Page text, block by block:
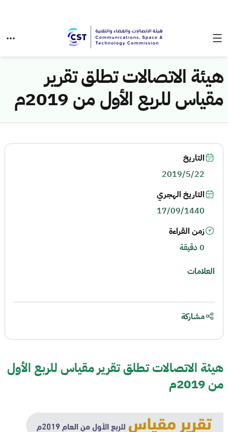
هيئة الاتصالات تطلق تقرير
مقياس للربع الأول من 2019م
هيئة الاتصالات تطلق تقرير مقياس للربع الأول
من 2019م
التاريخ
2019/5/22
التاريخ الهجري
17/09/1440
زمن القراءة
0 دقيقة
العلامات
مشاركة